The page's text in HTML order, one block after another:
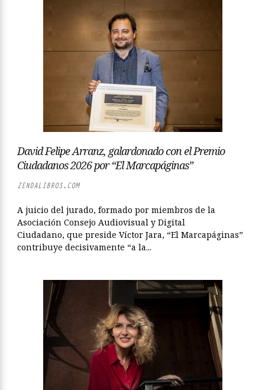
David Felipe Arranz, galardonado con el Premio
Ciudadanos 2026 por “El Marcapáginas”
ZENDALIBROS.COM
A juicio del jurado, formado por miembros de la
Asociación Consejo Audiovisual y Digital
Ciudadano, que preside Víctor Jara, “El Marcapáginas”
contribuye decisivamente “a la...